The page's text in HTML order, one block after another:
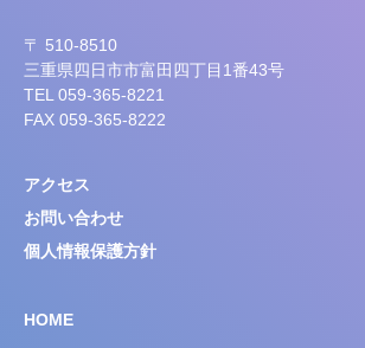
〒 510-8510
三重県四日市市富田四丁目1番43号
TEL 059-365-8221
FAX 059-365-8222
アクセス
お問い合わせ
個人情報保護方針
HOME